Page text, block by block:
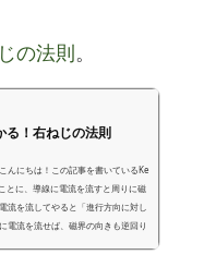
の法則。
る！右ねじの法則
んにちは！この記事を書いているKe
とに、導線に電流を流すと周りに磁
を流してやると「進行方向に対し
電流を流せば、磁界の向きも逆回り